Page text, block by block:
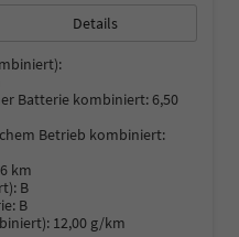
Details
Batterie kombiniert:6,50
Betrieb kombiniert:
km
B
B
12,00 g/km